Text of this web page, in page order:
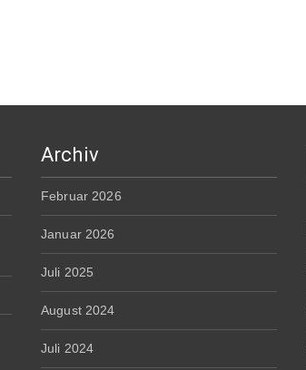
Archiv
Februar 2026
Januar 2026
Juli 2025
August 2024
Juli 2024